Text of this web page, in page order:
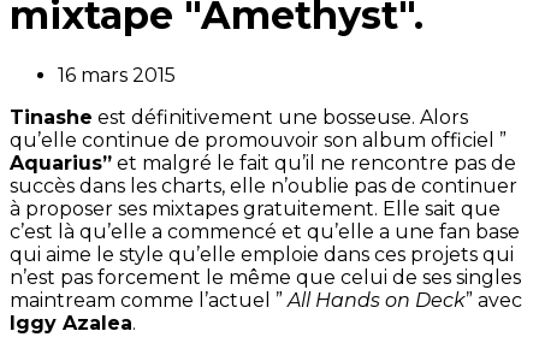
mixtape "Amethyst".
16 mars 2015
Tinashe est définitivement une bosseuse. Alors
qu’elle continue de promouvoir son album officiel ”
Aquarius” et malgré le fait qu’il ne rencontre pas de
succès dans les charts, elle n’oublie pas de continuer
à proposer ses mixtapes gratuitement. Elle sait que
c’est là qu’elle a commencé et qu’elle a une fan base
qui aime le style qu’elle emploie dans ces projets qui
n’est pas forcement le même que celui de ses singles
maintream comme l’actuel ”All Hands on Deck” avec
Iggy Azalea.